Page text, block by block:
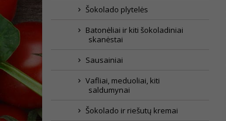
Šokolado plytelės
Batonėliai ir kiti šokoladiniai
skanėstai
Sausainiai
Vafliai, meduoliai, kiti
saldumynai
Šokolado ir riešutų kremai